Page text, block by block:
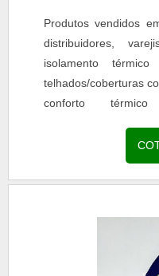
Produtos vendidos
distribuidores,
isolamento
telhados/coberturas
conforto
esteja fazendo no
ambiente esteja
isolamento através
dentre outros
aplicações dessa